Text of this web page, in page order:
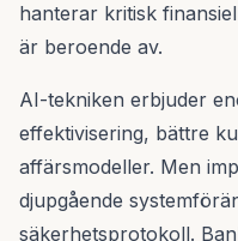
hanterar kritisk
är beroende av.
AI-tekniken erbjuder
effektivisering, bättre
affärsmodeller. Men
djupgående
säkerhetsprotokoll.